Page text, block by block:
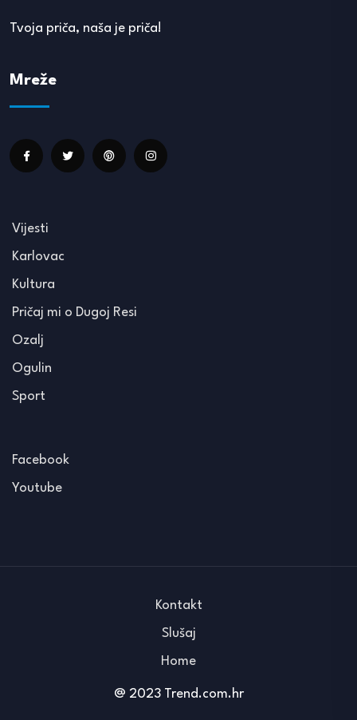
Tvoja priča, naša je priča!
Mreže
Vijesti
Karlovac
Kultura
Pričaj mi o Dugoj Resi
Ozalj
Ogulin
Sport
Facebook
Youtube
@ 2023 Trend.com.hr
Kontakt
Slušaj
Home